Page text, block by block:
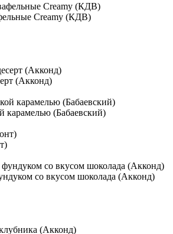
Creamy (КДВ)
(Акконд)
карамелью (Бабаевский)
со вкусом шоколада (Акконд)